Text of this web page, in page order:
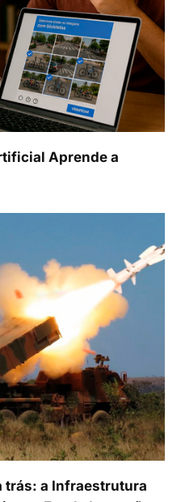
Aprende a
trás: a Infraestrutura